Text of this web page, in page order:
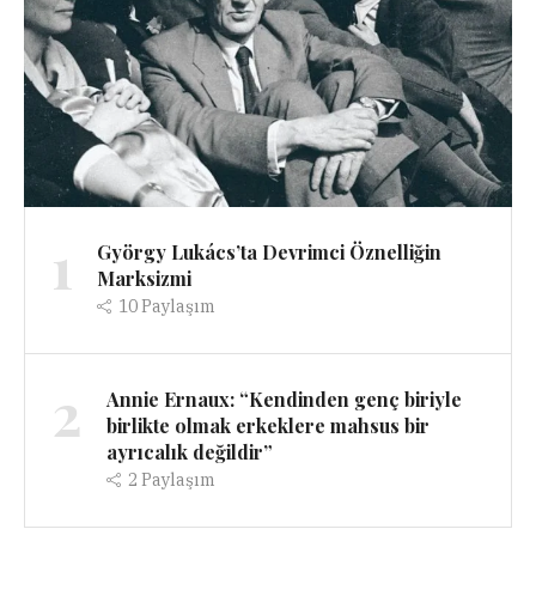
1
György Lukács’ta Devrimci Öznelliğin
Marksizmi
10Paylaşım
2
Annie Ernaux: “Kendinden genç biriyle
birlikte olmak erkeklere mahsus bir
ayrıcalık değildir”
2 Paylaşım